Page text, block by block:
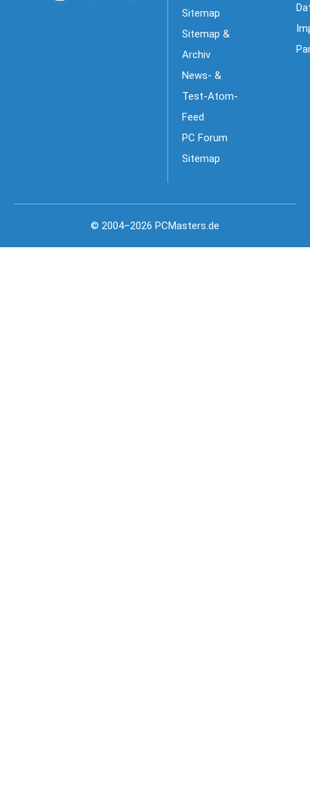
Sitemap
Sitemap &
Archiv
News- &
Test-Atom-
Feed
PC Forum
Sitemap
© 2004–2026 PCMasters.de